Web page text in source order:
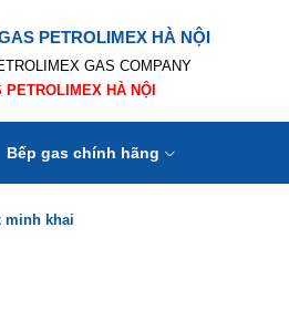
PETROLIMEX HÀ NỘI
GAS COMPANY
PETROLIMEX HÀ NỘI
Bếp gas chính hãng
minh khai